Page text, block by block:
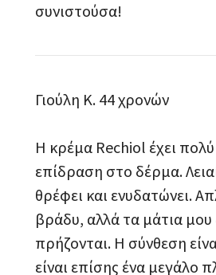
συνιστούσα!
Γιούλη Κ. 44 χρονών
Η κρέμα Rechiol έχει πολύ
επίδραση στο δέρμα.
θρέφει και ενυδατώνει.
βράδυ, αλλά τα μάτια μου
πρήζονται. Η σύνθεση
είναι επίσης ένα μεγάλο